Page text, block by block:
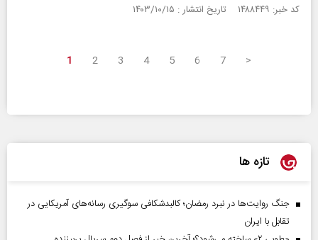
کد خبر: ۱۴۸۸۴۴۹ تاریخ انتشار : ۱۴۰۳/۱۰/۱۵
1 2 3 4 5 6 7 >
تازه ها
جنگ روایت‌ها در نبرد رمضان؛ کالبدشکافی سوگیری رسانه‌های آمریکایی در
تقابل با ایران